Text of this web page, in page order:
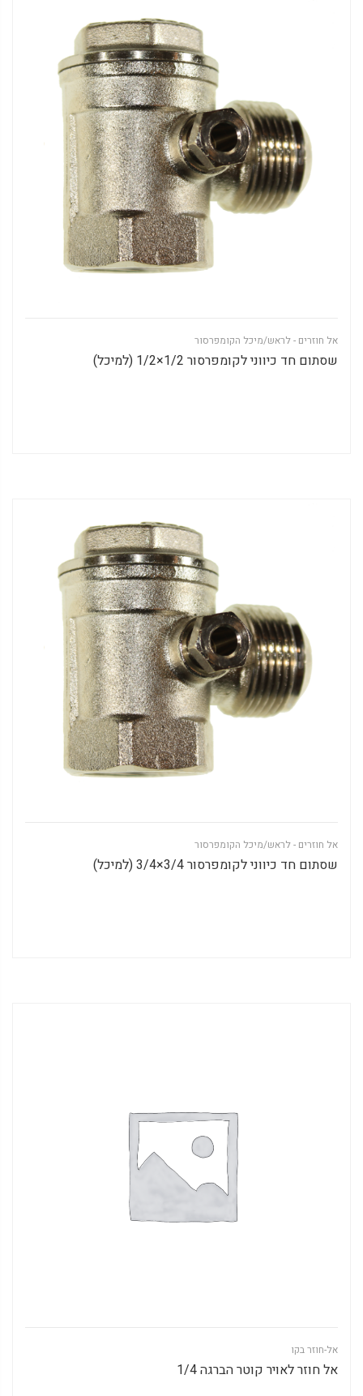
אל חוזרים - לראש/מיכל הקומפרסור
שסתום חד כיווני לקומפרסור 1/2×1/2 (למיכל)
אל חוזרים - לראש/מיכל הקומפרסור
שסתום חד כיווני לקומפרסור 3/4×3/4 (למיכל)
אל-חוזר בקו
אל חוזר לאויר קוטר הברגה 1/4